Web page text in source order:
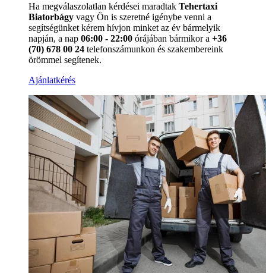
Ha megválaszolatlan kérdései maradtak Tehertaxi
Biatorbágy vagy Ön is szeretné igénybe venni a
segítségünket kérem hívjon minket az év bármelyik
napján, a nap 06:00 - 22:00 órájában bármikor a +36
(70) 678 00 24 telefonszámunkon és szakembereink
örömmel segítenek.
Ajánlatkérés